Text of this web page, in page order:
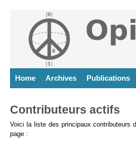
Home Archives Publications
Contributeurs actifs
Voici la liste des principaux contributeurs
page :